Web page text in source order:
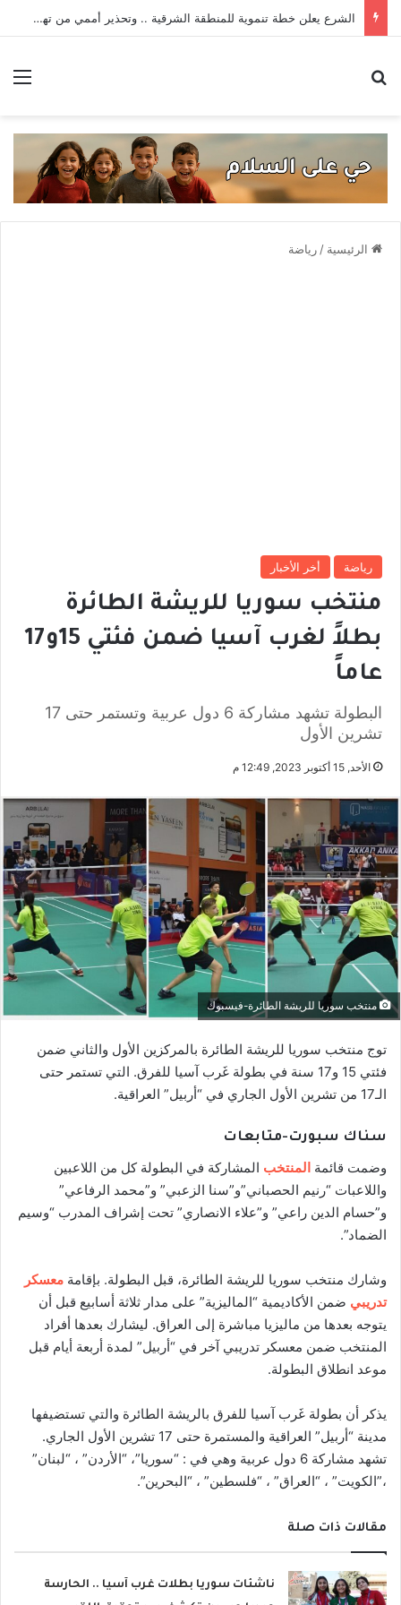
الشرع يعلن خطة تنموية للمنطقة الشرقية .. وتحذير أممي من تهديدات داعش _ حصاد الأسبوع
الرئيسية / رياضة
رياضة أخر الأخبار
منتخب سوريا للريشة الطائرة
بطلاً لغرب آسيا ضمن فئتي 15و17
عاماً
البطولة تشهد مشاركة 6 دول عربية وتستمر حتى 17
تشرين الأول
الأحد, 15 أكتوبر 2023, 12:49 م
منتخب سوريا للريشة الطائرة-فيسبوك
توج منتخب سوريا للريشة الطائرة بالمركزين الأول والثاني ضمن
فئتي 15 و17 سنة في بطولة غَرب آسيا للفرق. التي تستمر حتى
الـ17 من تشرين الأول الجاري في “أربيل” العراقية.
سناك سبورت-متابعات
وضمت قائمة المنتخب المشاركة في البطولة كل من اللاعبين
واللاعبات “رنيم الحصباني”و”سنا الزعبي” و”محمد الرفاعي”
و”حسام الدين راعي” و”علاء الانصاري” تحت إشراف المدرب “وسيم
الضماد”.
وشارك منتخب سوريا للريشة الطائرة، قبل البطولة. بإقامة معسكر
تدريبي ضمن الأكاديمية “الماليزية” على مدار ثلاثة أسابيع قبل أن
يتوجه بعدها من ماليزيا مباشرة إلى العراق. ليشارك بعدها أفراد
المنتخب ضمن معسكر تدريبي آخر في “أربيل” لمدة أربعة أيام قبل
موعد انطلاق البطولة.
يذكر أن بطولة غَرب آسيا للفرق بالريشة الطائرة والتي تستضيفها
مدينة “أربيل” العراقية والمستمرة حتى 17 تشرين الأول الجاري.
تشهد مشاركة 6 دول عربية وهي في : “سوريا”، “الأردن” ، “لبنان”
،”الكويت” ، “العراق” ، “فلسطين” ، “البحرين”.
مقالات ذات صلة
ناشئات سوريا بطلات غرب آسيا .. الحارسة